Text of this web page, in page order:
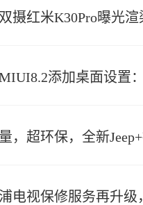
摄红米K30Pro曝光
添加桌面设置
，超环保，全新
浦电视保修服务再升